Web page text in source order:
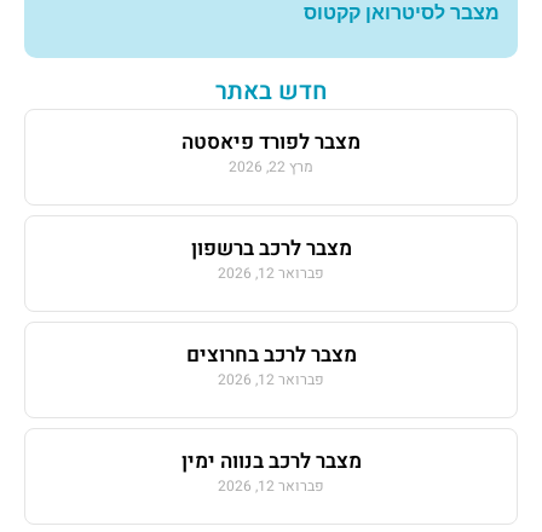
מצבר לסיטרואן קקטוס
חדש באתר
מצבר לפורד פיאסטה
מרץ 22, 2026
מצבר לרכב ברשפון
פברואר 12, 2026
מצבר לרכב בחרוצים
פברואר 12, 2026
מצבר לרכב בנווה ימין
פברואר 12, 2026